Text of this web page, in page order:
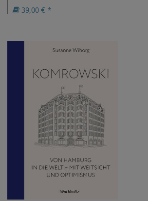
39,00 € *